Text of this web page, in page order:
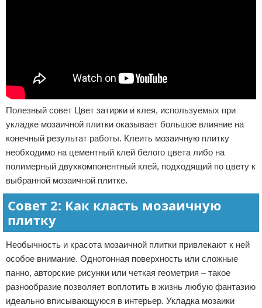
Полезный совет Цвет затирки и клея, используемых при
укладке мозаичной плитки оказывает большое влияние на
конечный результат работы. Клеить мозаичную плитку
необходимо на цементный клей белого цвета либо на
полимерный двухкомпонентный клей, подходящий по цвету к
выбранной мозаичной плитке.
Совет 2: Как класть мозаичную
плитку
Необычность и красота мозаичной плитки привлекают к ней
особое внимание. Однотонная поверхность или сложные
панно, авторские рисунки или четкая геометрия – такое
разнообразие позволяет воплотить в жизнь любую фантазию
идеально вписывающуюся в интерьер. Укладка мозаики